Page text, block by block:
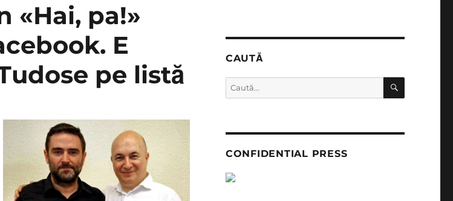
«Hai, pa!»
E
pe listă
CAUTĂ
Caută
după:
CĂUTARE
CONFIDENTIAL PRESS